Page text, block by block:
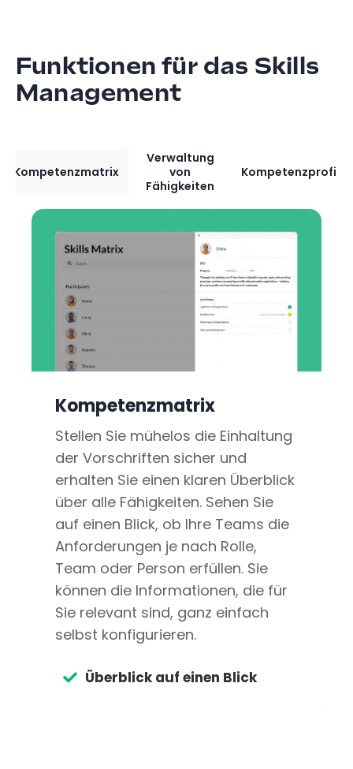
Funktionen für das Skills
Management
Kompetenzmatrix
Verwaltung
von
Fähigkeiten
Kompetenzprofil
Kompetenzmatrix
Stellen Sie mühelos die Einhaltung
der Vorschriften sicher und
erhalten Sie einen klaren Überblick
über alle Fähigkeiten. Sehen Sie
auf einen Blick, ob Ihre Teams die
Anforderungen je nach Rolle,
Team oder Person erfüllen. Sie
können die Informationen, die für
Sie relevant sind, ganz einfach
selbst konfigurieren.
Überblick auf einen Blick